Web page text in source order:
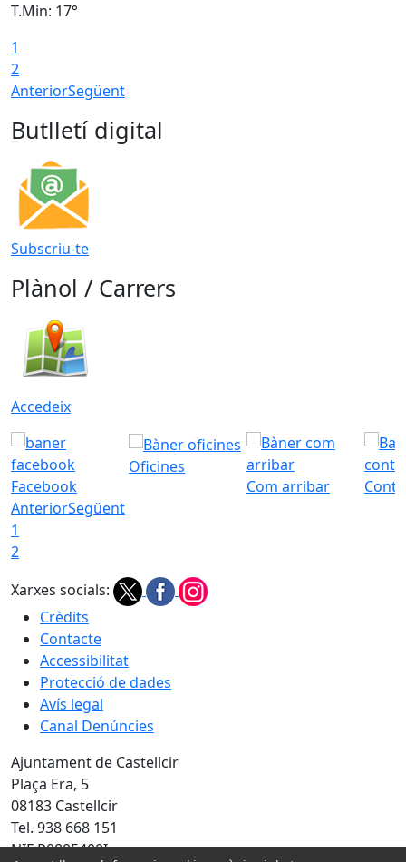
T.Min: 17°
1
2
AnteriorSegüent
Butlletí digital
Subscriu-te
Plànol / Carrers
Accedeix
Facebook
Oficines
Com arribar
AnteriorSegüent
1
2
Xarxes socials:
Crèdits
Contacte
Accessibilitat
Protecció de dades
Avís legal
Canal Denúncies
Ajuntament de Castellcir
Plaça Era, 5
08183 Castellcir
Tel. 938 668 151
NIF P0805400I